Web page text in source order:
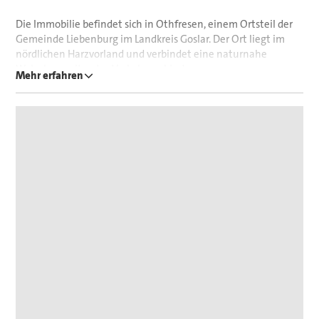
Für ein unverbindliches Finanzierungsangebot stehen wir
Ihnen ebenfalls gerne zur Verfügung.
Die Immobilie befindet sich in Othfresen, einem Ortsteil der
Gemeinde Liebenburg im Landkreis Goslar. Der Ort liegt im
nördlichen Harzvorland und verbindet eine naturnahe
Wohnlage mit guter Verkehrsanbindung.
Mehr erfahren